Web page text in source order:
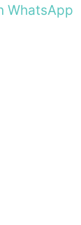
WhatsApp